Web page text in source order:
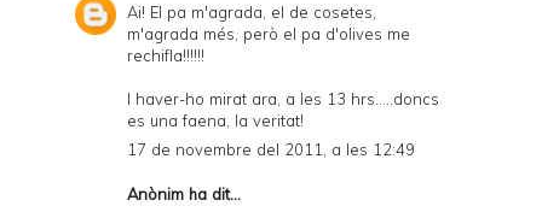
Ai! El pa m'agrada, el de cosetes,
m'agrada més, però el pa d'olives me
rechifla!!!!!!
I haver-ho mirat ara, a les 13 hrs.....doncs
es una faena, la veritat!
17 de novembre del 2011, a les 12:49
Anònim ha dit...